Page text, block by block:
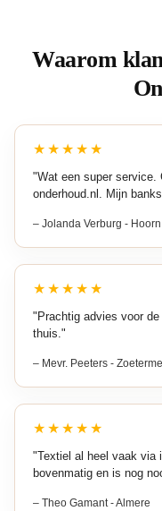
Waarom
★★★★★
"Wat een super service.
onderhoud.nl. Mijn
– Jolanda Verburg - Hoorn
★★★★★
"Prachtig advies voor
thuis."
– Mevr. Peeters -
★★★★★
"Textiel al heel vaak via
bovenmatig en is nog
– Theo Gamant - Almere